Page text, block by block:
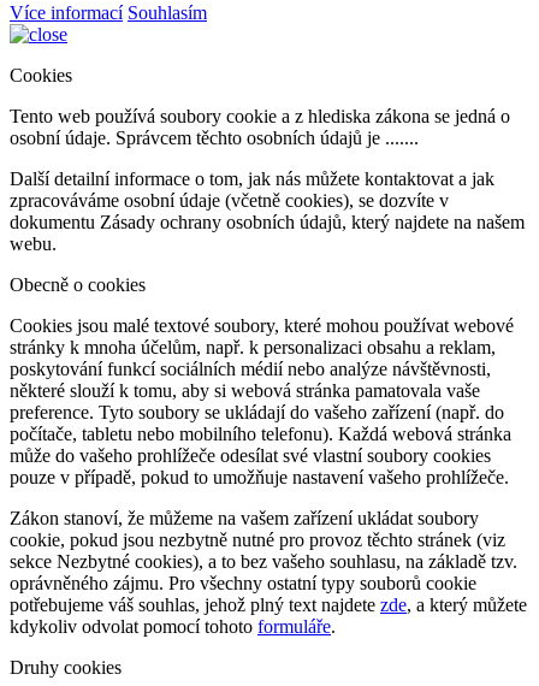
Více informací Souhlasím
Cookies
Tento web používá soubory cookie a z hlediska zákona se jedná o
osobní údaje. Správcem těchto osobních údajů je .......
Další detailní informace o tom, jak nás můžete kontaktovat a jak
zpracováváme osobní údaje (včetně cookies), se dozvíte v
dokumentu Zásady ochrany osobních údajů, který najdete na našem
webu.
Obecně o cookies
Cookies jsou malé textové soubory, které mohou používat webové
stránky k mnoha účelům, např. k personalizaci obsahu a reklam,
poskytování funkcí sociálních médií nebo analýze návštěvnosti,
některé slouží k tomu, aby si webová stránka pamatovala vaše
preference. Tyto soubory se ukládají do vašeho zařízení (např. do
počítače, tabletu nebo mobilního telefonu). Každá webová stránka
může do vašeho prohlížeče odesílat své vlastní soubory cookies
pouze v případě, pokud to umožňuje nastavení vašeho prohlížeče.
Zákon stanoví, že můžeme na vašem zařízení ukládat soubory
cookie, pokud jsou nezbytně nutné pro provoz těchto stránek (viz
sekce Nezbytné cookies), a to bez vašeho souhlasu, na základě tzv.
oprávněného zájmu. Pro všechny ostatní typy souborů cookie
potřebujeme váš souhlas, jehož plný text najdete zde, a který můžete
kdykoliv odvolat pomocí tohoto formuláře.
Druhy cookies